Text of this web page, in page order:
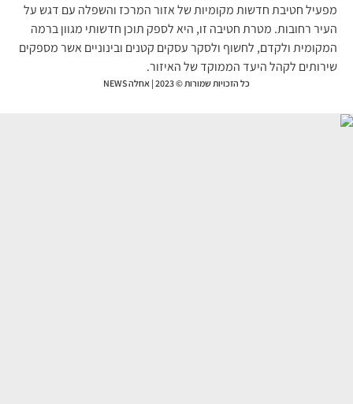
חטיבת חדשות מקומיות של אזור המרכז והשפלה עם דגש על
רחובות. מטרת חטיבה זו, היא לספק תוכן חדשותי מגוון ברמה
ולקדם, לחשוף ולסקר עסקים קטנים ובינוניים אשר מספקים
לקהל היעד הממוקד של האיזור.
כל הזכויות שמורות © 2023 | אחלה NEWS